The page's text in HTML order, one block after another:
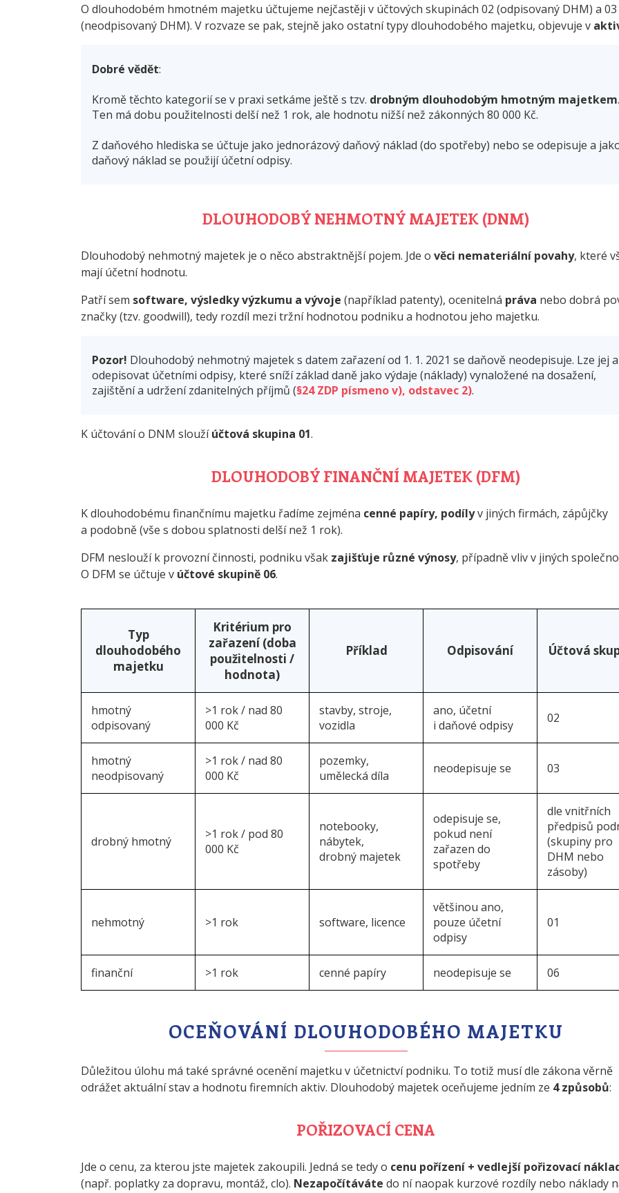
O dlouhodobém hmotném majetku účtujeme nejčastěji v účtových skupinách 02 (odpisovaný DHM) a 03
(neodpisovaný DHM). V rozvaze se pak, stejně jako ostatní typy dlouhodobého majetku, objevuje v
Dobré vědět:
Kromě těchto kategorií se v praxi setkáme ještě s tzv. drobným dlouhodobým hmotným majetkem.
Ten má dobu použitelnosti delší než 1 rok, ale hodnotu nižší než zákonných 80 000 Kč.
Z daňového hlediska se účtuje jako jednorázový daňový náklad (do spotřeby) nebo se odepisuje a
daňový náklad se použijí účetní odpisy.
DLOUHODOBÝ NEHMOTNÝ MAJETEK (DNM)
Dlouhodobý nehmotný majetek je o něco abstraktnější pojem. Jde o věci nemateriální povahy, které
mají účetní hodnotu.
Patří sem software, výsledky výzkumu a vývoje (například patenty), ocenitelná práva nebo dobrá
značky (tzv. goodwill), tedy rozdíl mezi tržní hodnotou podniku a hodnotou jeho majetku.
Pozor! Dlouhodobý nehmotný majetek s datem zařazení od 1. 1. 2021 se daňově neodepisuje. Lze jej
odepisovat účetními odpisy, které sníží základ daně jako výdaje (náklady) vynaložené na dosažení,
zajištění a udržení zdanitelných příjmů (§24 ZDP písmeno v), odstavec 2).
K účtování o DNM sloužíúčtová skupina 01.
DLOUHODOBÝ FINANČNÍ MAJETEK (DFM)
K dlouhodobému finančnímu majetku řadíme zejména cenné papíry, podílyv jiných firmách, zápůjčky
a podobně (vše s dobou splatnosti delší než 1 rok).
DFM neslouží k provozní činnosti, podniku však zajišťuje různé výnosy, případně vliv v jiných
O DFM se účtuje v účtové skupině 06.
Typ
dlouhodobého
majetku
Kritérium pro
zařazení (doba
použitelnosti /
hodnota)
Příklad Odpisování Účtová
hmotný
odpisovaný
>1 rok / nad 80
000 Kč
stavby, stroje,
vozidla
ano, účetní
i daňové odpisy
02
hmotný
neodpisovaný
>1 rok / nad 80
000 Kč
pozemky,
umělecká díla
neodepisuje se 03
drobný hmotný
>1 rok / pod 80
000 Kč
notebooky,
nábytek,
drobný majetek
odepisuje se,
pokud není
zařazen do
spotřeby
dle vnitřních
předpisů
(skupiny pro
DHM nebo
zásoby)
nehmotný >1 rok software, licence
většinou ano,
pouze účetní
odpisy
01
finanční >1 rok cenné papíry neodepisuje se 06
OCEŇOVÁNÍ DLOUHODOBÉHO MAJETKU
Důležitou úlohu má také správné ocenění majetku v účetnictví podniku. To totiž musí dle zákona věrně
odrážet aktuální stav a hodnotu firemních aktiv. Dlouhodobý majetek oceňujeme jedním ze 4 způsobů:
POŘIZOVACÍ CENA
Jde o cenu, za kterou jste majetek zakoupili. Jedná se tedy o cenu pořízení + vedlejší pořizovací
(např. poplatky za dopravu, montáž, clo). Nezapočítáváte do ní naopak kurzové rozdíly nebo náklady